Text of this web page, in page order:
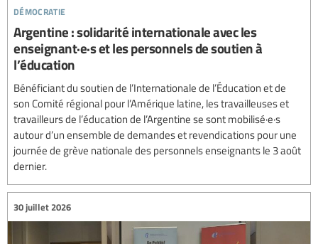
démocratie
Argentine : solidarité internationale avec les
enseignant·e·s et les personnels de soutien à
l’éducation
Bénéficiant du soutien de l’Internationale de l’Éducation et de
son Comité régional pour l’Amérique latine, les travailleuses et
travailleurs de l’éducation de l’Argentine se sont mobilisé·e·s
autour d’un ensemble de demandes et revendications pour une
journée de grève nationale des personnels enseignants le 3 août
dernier.
30 juillet 2026